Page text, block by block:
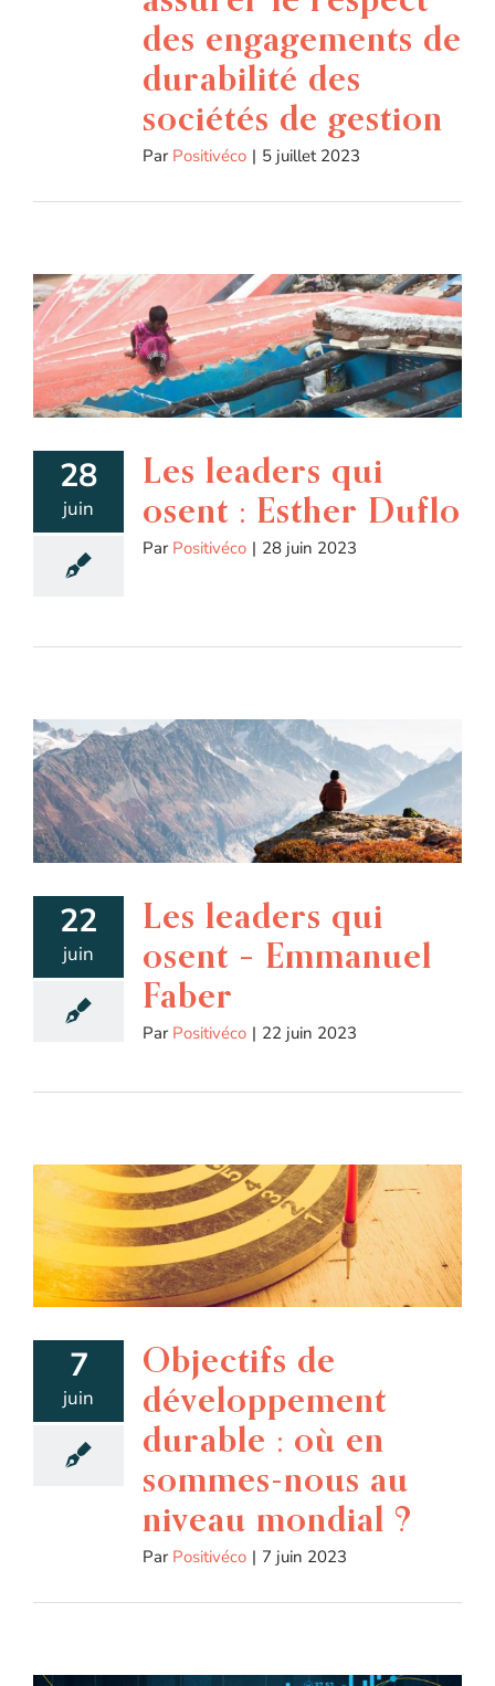
des engagements de
durabilité des
sociétés de gestion
Par Positivéco | 5 juillet 2023
28
juin
Les leaders qui
osent : Esther Duflo
Par Positivéco | 28 juin 2023
22
juin
Les leaders qui
osent – Emmanuel
Faber
Par Positivéco | 22 juin 2023
7
juin
Objectifs de
développement
durable : où en
sommes-nous au
niveau mondial ?
Par Positivéco | 7 juin 2023